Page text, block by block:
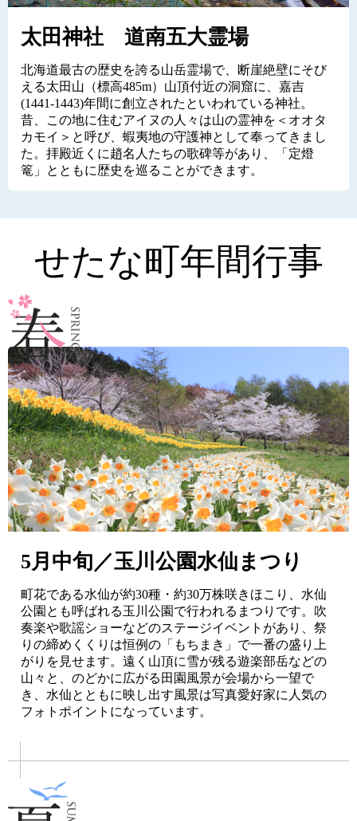
太田神社 道南五大霊場
北海道最古の歴史を誇る山岳霊場で、断崖絶壁にそび
える太田山（標高485m）山頂付近の洞窟に、嘉吉
(1441-1443)年間に創立されたといわれている神社。
昔、この地に住むアイヌの人々は山の霊神を＜オオタ
カモイ＞と呼び、蝦夷地の守護神として奉ってきまし
た。拝殿近くに趙名人たちの歌碑等があり、「定燈
篭」とともに歴史を巡ることができます。
せたな町年間行事
5月中旬／玉川公園水仙まつり
町花である水仙が約30種・約30万株咲きほこり、水仙
公園とも呼ばれる玉川公園で行われるまつりです。吹
奏楽や歌謡ショーなどのステージイベントがあり、祭
りの締めくくりは恒例の「もちまき」で一番の盛り上
がりを見せます。遠く山頂に雪が残る遊楽部岳などの
山々と、のどかに広がる田園風景が会場から一望で
き、水仙とともに映し出す風景は写真愛好家に人気の
フォトポイントになっています。